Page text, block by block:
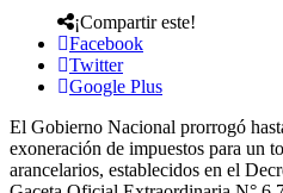
¡Compartir este!
Facebook
Twitter
Google Plus
El Gobierno Nacional prorrogó
exoneración de impuestos para un
arancelarios, establecidos en el